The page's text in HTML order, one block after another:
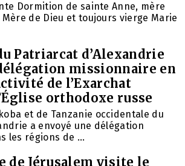
Dormition de sainte Anne, mère
de Dieu et toujours vierge Marie
Patriarcat d’Alexandrie
missionnaire en
de l’Exarchat
orthodoxe russe
et de Tanzanie occidentale du
a envoyé une délégation
les régions de ...
de Jérusalem visite le